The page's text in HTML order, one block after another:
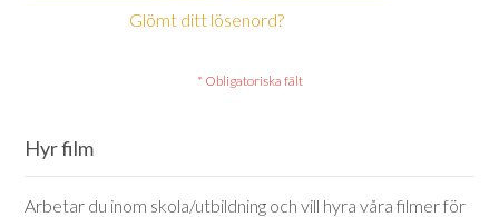
Glömt ditt lösenord?
Hyr film
Arbetar du inom skola/utbildning och vill hyra våra filmer för